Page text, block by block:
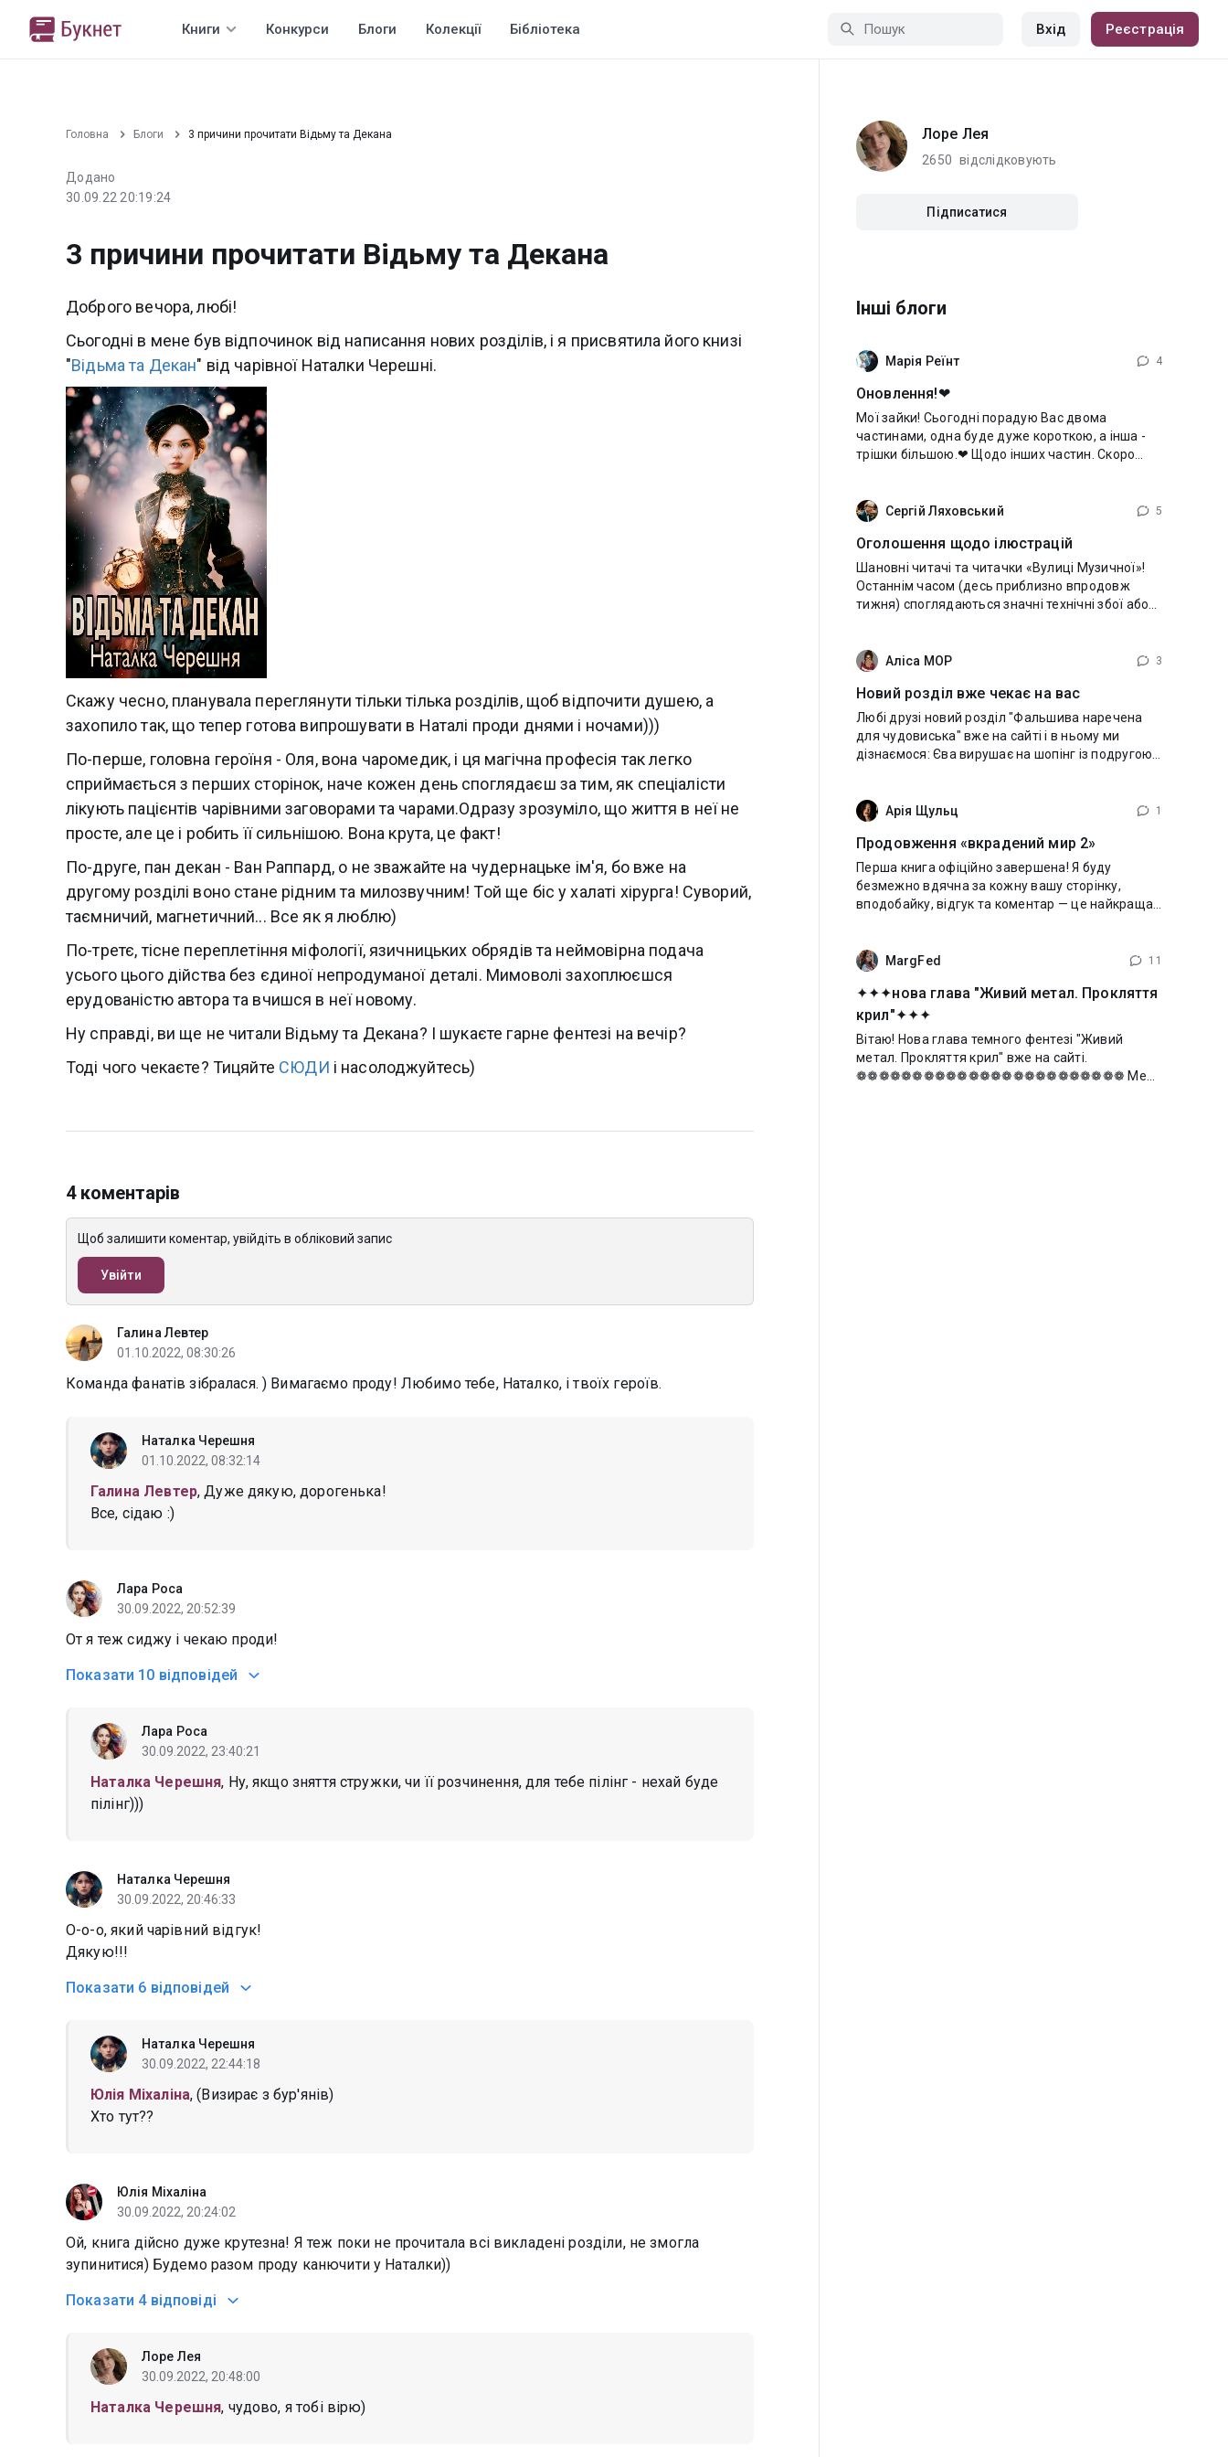
Книги Конкурси Блоги Колекції Бібліотека Вхід Реєстрація
Головна Блоги 3 причини прочитати Відьму та Декана
Додано
30.09.22 20:19:24
3 причини прочитати Відьму та Декана
Доброго вечора, любі!
Сьогодні в мене був відпочинок від написання нових розділів, і я присвятила його книзі
"Відьма та Декан" від чарівної Наталки Черешні.
Скажу чесно, планувала переглянути тільки тілька розділів, щоб відпочити душею, а
захопило так, що тепер готова випрошувати в Наталі проди днями і ночами)))
По-перше, головна героїня - Оля, вона чаромедик, і ця магічна професія так легко
сприймається з перших сторінок, наче кожен день споглядаєш за тим, як спеціалісти
лікують пацієнтів чарівними заговорами та чарами.Одразу зрозуміло, що життя в неї не
просте, але це і робить її сильнішою. Вона крута, це факт!
По-друге, пан декан - Ван Раппард, о не зважайте на чудернацьке ім'я, бо вже на
другому розділі воно стане рідним та милозвучним! Той ще біс у халаті хірурга! Суворий,
таємничий, магнетичний... Все як я люблю)
По-третє, тісне переплетіння міфології, язичницьких обрядів та неймовірна подача
усього цього дійства без єдиної непродуманої деталі. Мимоволі захоплюєшся
ерудованістю автора та вчишся в неї новому.
Ну справді, ви ще не читали Відьму та Декана? І шукаєте гарне фентезі на вечір?
Тоді чого чекаєте? Тицяйте СЮДИ і насолоджуйтесь)
4 коментарів
Щоб залишити коментар, увійдіть в обліковий запис
Увійти
Галина Левтер
01.10.2022, 08:30:26
Команда фанатів зібралася. ) Вимагаємо проду! Любимо тебе, Наталко, і твоїх героїв.
Наталка Черешня
01.10.2022, 08:32:14
Галина Левтер, Дуже дякую, дорогенька!
Все, сідаю :)
Лара Роса
30.09.2022, 20:52:39
От я теж сиджу і чекаю проди!
Показати 10 відповідей
Лара Роса
30.09.2022, 23:40:21
Наталка Черешня, Ну, якщо зняття стружки, чи її розчинення, для тебе пілінг - нехай буде
пілінг)))
Наталка Черешня
30.09.2022, 20:46:33
О-о-о, який чарівний відгук!
Дякую!!!
Показати 6 відповідей
Наталка Черешня
30.09.2022, 22:44:18
Юлія Міхаліна, (Визирає з бур'янів)
Хто тут??
Юлія Міхаліна
30.09.2022, 20:24:02
Ой, книга дійсно дуже крутезна! Я теж поки не прочитала всі викладені розділи, не змогла
зупинитися) Будемо разом проду канючити у Наталки))
Показати 4 відповіді
Лоре Лея
30.09.2022, 20:48:00
Наталка Черешня, чудово, я тобі вірю)
Лоре Лея
2650 відслідковують
Підписатися
Інші блоги
Марія Реїнт 4
Оновлення!❤
Мої зайки! Сьогодні порадую Вас двома
частинами, одна буде дуже короткою, а інша -
трішки більшою.❤ Щодо інших частин. Скоро
подальше видання
Сергій Ляховський 5
Оголошення щодо ілюстрацій
Шановні читачі та читачки «Вулиці Музичної»!
Останнім часом (десь приблизно впродовж
тижня) споглядаються значні технічні збої або
Аліса МОР
3
Новий розділ вже чекає на вас
Любі друзі новий розділ "Фальшива наречена
для чудовиська" вже на сайті і в ньому ми
дізнаємося: Єва вирушає на шопінг із подругою
Арія Щульц
1
Продовження «вкрадений мир 2»
Перша книга офіційно завершена! Я буду
безмежно вдячна за кожну вашу сторінку,
вподобайку, відгук та коментар — це найкраща
«Вкрадений
MargFed 11
✦✦✦нова глава "Живий метал. Прокляття
крил"✦✦✦
Вітаю! Нова глава темного фентезі "Живий
метал. Прокляття крил" вже на сайті.
❁❁❁❁❁❁❁❁❁❁❁❁❁❁❁❁❁❁❁❁❁❁❁❁ Мене